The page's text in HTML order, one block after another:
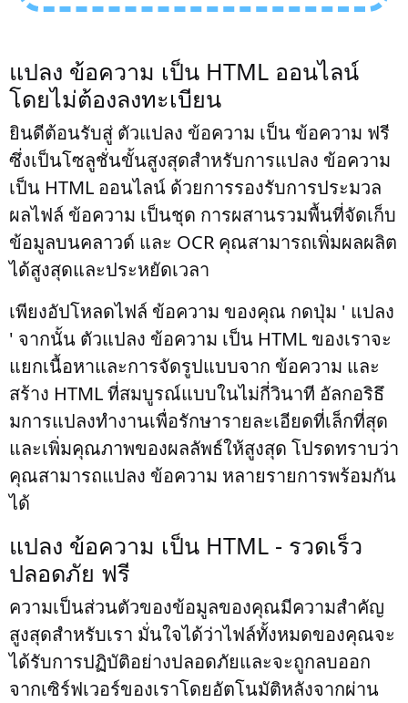
แปลง ข้อความ เป็น HTML ออนไลน์
โดยไม่ต้องลงทะเบียน
ยินดีต้อนรับสู่ ตัวแปลง ข้อความ เป็น ข้อความ ฟรี
ซึ่งเป็นโซลูชั่นขั้นสูงสุดสำหรับการแปลง ข้อความ
เป็น HTML ออนไลน์ ด้วยการรองรับการประมวล
ผลไฟล์ ข้อความ เป็นชุด การผสานรวมพื้นที่จัดเก็บ
ข้อมูลบนคลาวด์ และ OCR คุณสามารถเพิ่มผลผลิต
ได้สูงสุดและประหยัดเวลา
เพียงอัปโหลดไฟล์ ข้อความ ของคุณ กดปุ่ม ' แปลง
' จากนั้น ตัวแปลง ข้อความ เป็น HTML ของเราจะ
แยกเนื้อหาและการจัดรูปแบบจาก ข้อความ และ
สร้าง HTML ที่สมบูรณ์แบบในไม่กี่วินาที อัลกอริธึ
มการแปลงทำงานเพื่อรักษารายละเอียดที่เล็กที่สุด
และเพิ่มคุณภาพของผลลัพธ์ให้สูงสุด โปรดทราบว่า
คุณสามารถแปลง ข้อความ หลายรายการพร้อมกัน
ได้
แปลง ข้อความ เป็น HTML - รวดเร็ว
ปลอดภัย ฟรี
ความเป็นส่วนตัวของข้อมูลของคุณมีความสำคัญ
สูงสุดสำหรับเรา มั่นใจได้ว่าไฟล์ทั้งหมดของคุณจะ
ได้รับการปฏิบัติอย่างปลอดภัยและจะถูกลบออก
จากเซิร์ฟเวอร์ของเราโดยอัตโนมัติหลังจากผ่าน